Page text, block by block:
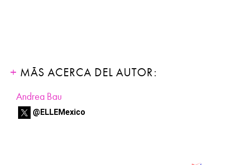
MÁS ACERCA DEL AUTOR:
Andrea Bau
@ELLEMexico